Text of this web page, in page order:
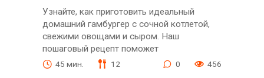
Узнайте, как приготовить идеальный
домашний гамбургер с сочной котлетой,
свежими овощами и сыром. Наш
пошаговый рецепт поможет
45 мин. 12 0 456